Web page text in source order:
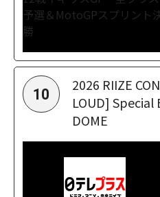
10
2026 RIIZE
LOUD] Special
DOME